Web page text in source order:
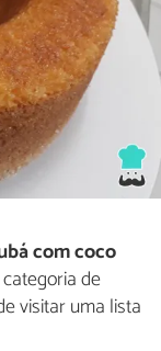
com coco
de
visitar uma lista